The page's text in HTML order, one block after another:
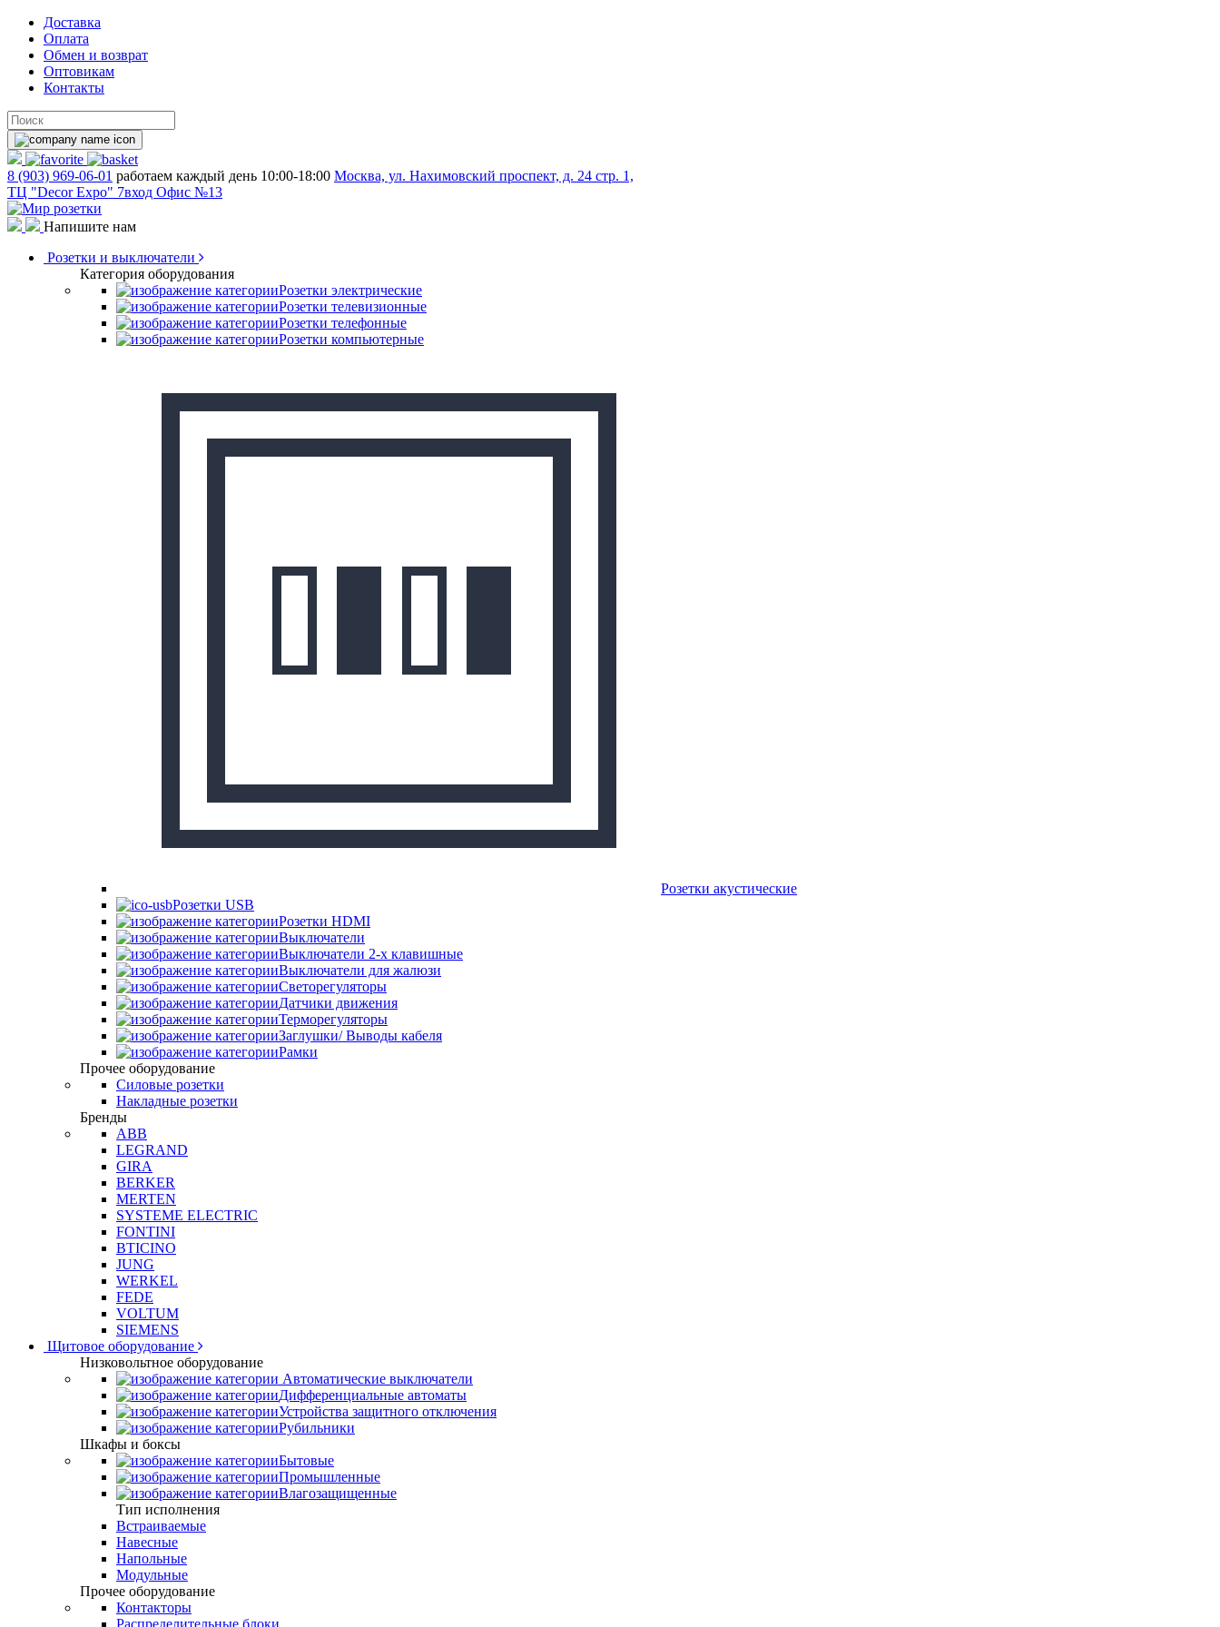
Доставка
Оплата
Обмен и возврат
Оптовикам
Контакты
8 (903) 969-06-01 работаем каждый день 10:00-18:00 Москва, ул. Нахимовский проспект, д. 24 стр. 1,
ТЦ "Decor Expo" 7вход Офис №13
Напишите нам
Розетки и выключатели
Категория оборудования
Розетки электрические
Розетки телевизионные
Розетки телефонные
Розетки компьютерные
Розетки акустические
Розетки USB
Розетки HDMI
Выключатели
Выключатели 2-х клавишные
Выключатели для жалюзи
Светорегуляторы
Датчики движения
Терморегуляторы
Заглушки/ Выводы кабеля
Рамки
Прочее оборудование
Силовые розетки
Накладные розетки
Бренды
ABB
LEGRAND
GIRA
BERKER
MERTEN
SYSTEME ELECTRIC
FONTINI
BTICINO
JUNG
WERKEL
FEDE
VOLTUM
SIEMENS
Щитовое оборудование
Низковольтное оборудование
Автоматические выключатели
Дифференциальные автоматы
Устройства защитного отключения
Рубильники
Шкафы и боксы
Бытовые
Промышленные
Влагозащищенные
Тип исполнения
Встраиваемые
Навесные
Напольные
Модульные
Прочее оборудование
Контакторы
Распределительные блоки